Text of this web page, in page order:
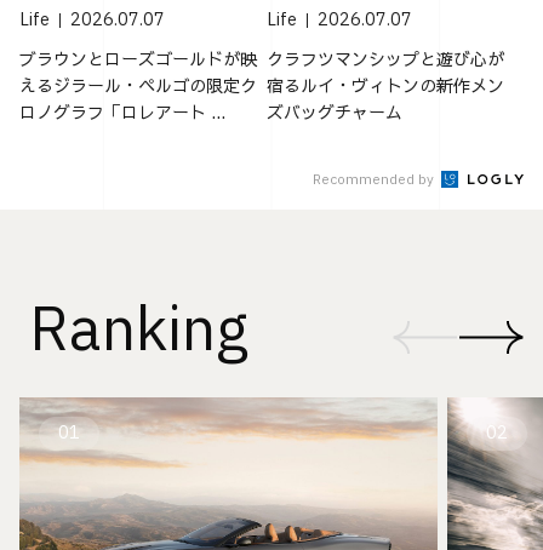
Life 2026.07.07
ブラウンとローズゴールドが映
えるジラール・ペルゴの限定ク
ロノグラフ「ロレアート ...
Life 2026.07.07
クラフツマンシップと遊び心が
宿るルイ・ヴィトンの新作メン
ズバッグチャーム
Recommended by
Ranking
01 02